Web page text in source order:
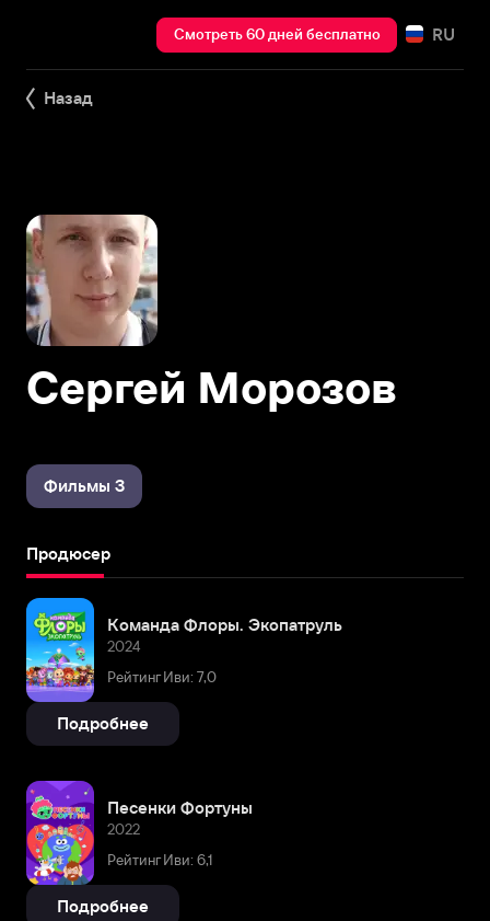
Смотреть 60 дней бесплатно RU
Назад
Сергей Морозов
Фильмы 3
Продюсер
Команда Флоры. Экопатруль
2024
Рейтинг Иви: 7,0
Подробнее
Песенки Фортуны
2022
Рейтинг Иви: 6,1
Подробнее